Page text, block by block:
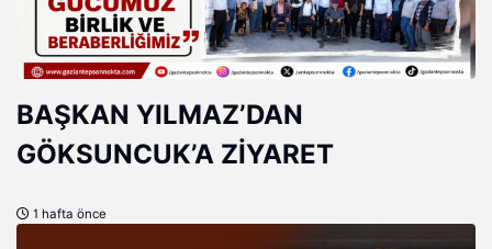
BAŞKAN YILMAZ’DAN
GÖKSUNCUK’A ZİYARET
1 hafta önce